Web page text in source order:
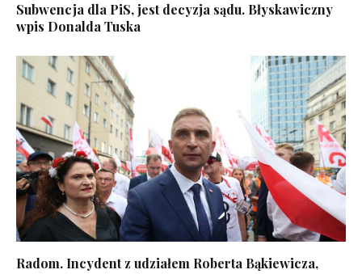
Subwencja dla PiS, jest decyzja sądu. Błyskawiczny
wpis Donalda Tuska
Radom. Incydent z udziałem Roberta Bąkiewicza,